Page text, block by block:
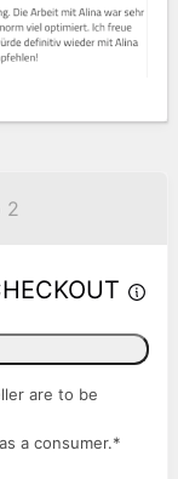
2
are to be
as a consumer.*